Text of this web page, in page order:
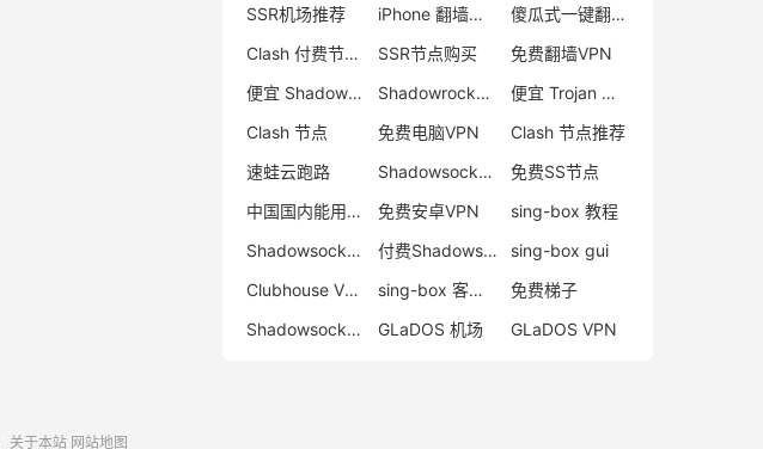
SSR机场推荐
iPhone 翻墙代理软件
傻瓜式一键翻墙VPN客户端
Clash 付费节点购买
SSR节点购买
免费翻墙VPN
便宜 Shadowsocks 购买
Shadowrocket 地址
便宜 Trojan 购买
Clash 节点
免费电脑VPN
Clash 节点推荐
速蛙云跑路
Shadowsocks 付费节点
免费SS节点
中国国内能用的翻墙VPN推荐
免费安卓VPN
sing-box 教程
Shadowsocks 节点哪里买
付费Shadowsocks推荐
sing-box gui
Clubhouse VPN
sing-box 客户端配置
免费梯子
Shadowsocks 服务器
GLaDOS 机场 GLaDOS VPN
关于本站 网站地图